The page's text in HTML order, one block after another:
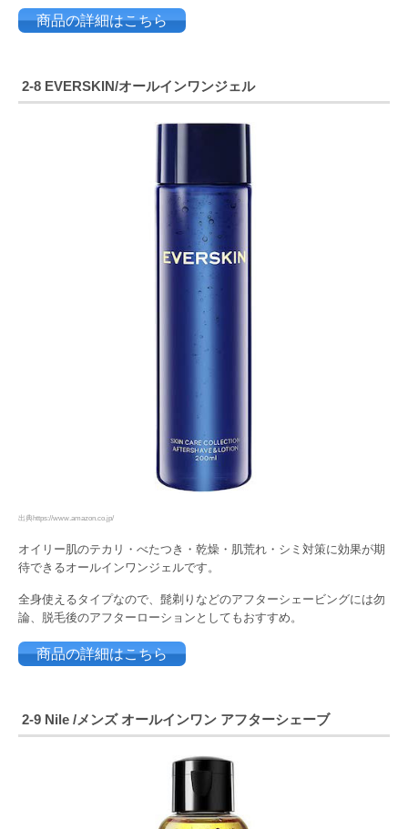
商品の詳細はこちら
2-8 EVERSKIN/オールインワンジェル
出典https://www.amazon.co.jp/
オイリー肌のテカリ・べたつき・乾燥・肌荒れ・シミ対策に効果が期
待できるオールインワンジェルです。
全身使えるタイプなので、髭剃りなどのアフターシェービングには勿
論、脱毛後のアフターローションとしてもおすすめ。
商品の詳細はこちら
2-9 Nile /メンズ オールインワン アフターシェーブ